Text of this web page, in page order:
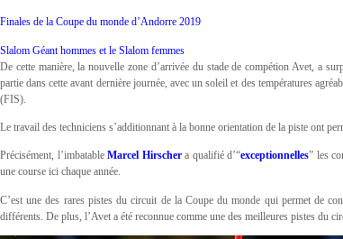
Finales de la Coupe du monde d’Andorre 2019
Slalom Géant hommes et le Slalom femmes
De cette manière, la nouvelle zone d’arrivée du stade de compétion Avet, a
partie dans cette avant dernière journée, avec un soleil et des températures
(FIS).
Le travail des techniciens s’additionnant à la bonne orientation de la piste ont
Précisément, l’imbatableMarcel Hirscher a qualifié d’“exceptionnelles” les
une course ici chaque année.
C’est une des rares pistes du circuit de la Coupe du monde qui permet de
différents. De plus, l’Avet a été reconnue comme une des meilleures pistes du